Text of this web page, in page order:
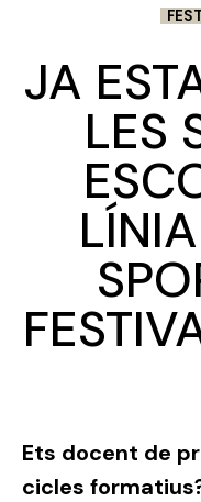
JA
LES
Ets docent de
cicles